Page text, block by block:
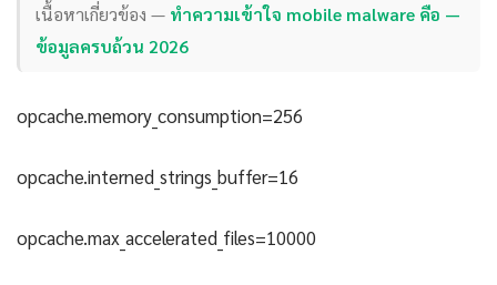
เนื้อหาเกี่ยวข้อง — ทำความเข้าใจ mobile malware คือ —
ข้อมูลครบถ้วน 2026
opcache.memory_consumption=256
opcache.interned_strings_buffer=16
opcache.max_accelerated_files=10000